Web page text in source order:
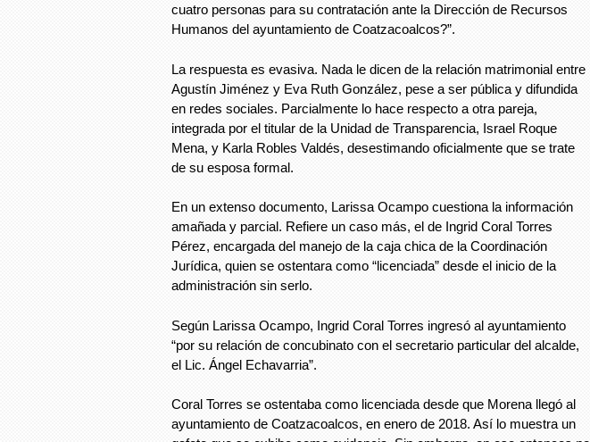
cuatro personas para su contratación ante la Dirección de Recursos
Humanos del ayuntamiento de Coatzacoalcos?”.
La respuesta es evasiva. Nada le dicen de la relación matrimonial entre
Agustín Jiménez y Eva Ruth González, pese a ser pública y difundida
en redes sociales. Parcialmente lo hace respecto a otra pareja,
integrada por el titular de la Unidad de Transparencia, Israel Roque
Mena, y Karla Robles Valdés, desestimando oficialmente que se trate
de su esposa formal.
En un extenso documento, Larissa Ocampo cuestiona la información
amañada y parcial. Refiere un caso más, el de Ingrid Coral Torres
Pérez, encargada del manejo de la caja chica de la Coordinación
Jurídica, quien se ostentara como “licenciada” desde el inicio de la
administración sin serlo.
Según Larissa Ocampo, Ingrid Coral Torres ingresó al ayuntamiento
“por su relación de concubinato con el secretario particular del alcalde,
el Lic. Ángel Echavarria”.
Coral Torres se ostentaba como licenciada desde que Morena llegó al
ayuntamiento de Coatzacoalcos, en enero de 2018. Así lo muestra un